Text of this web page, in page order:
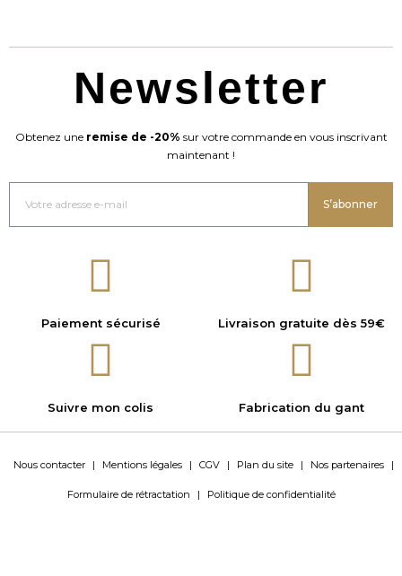
Newsletter
Obtenez une remise de -20% sur votre commande en vous inscrivant
maintenant !
S’abonner
Paiement sécurisé Livraison gratuite dès 59€
Suivre mon colis Fabrication du gant
Nous contacter | Mentions légales | CGV | Plan du site | Nos partenaires |
Formulaire de rétractation | Politique de confidentialité